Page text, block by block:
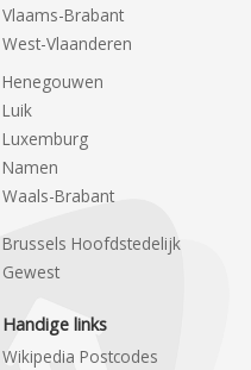
Vlaams-Brabant
West-Vlaanderen
Henegouwen
Luik
Luxemburg
Namen
Waals-Brabant
Brussels Hoofdstedelijk
Gewest
Handige links
Wikipedia Postcodes